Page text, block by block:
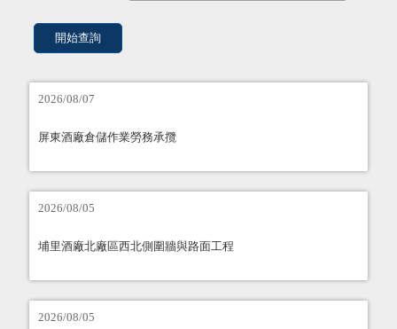
2026/08/07
屏東酒廠倉儲作業勞務承攬
2026/08/05
埔里酒廠北廠區西北側圍牆與路面工程
2026/08/05